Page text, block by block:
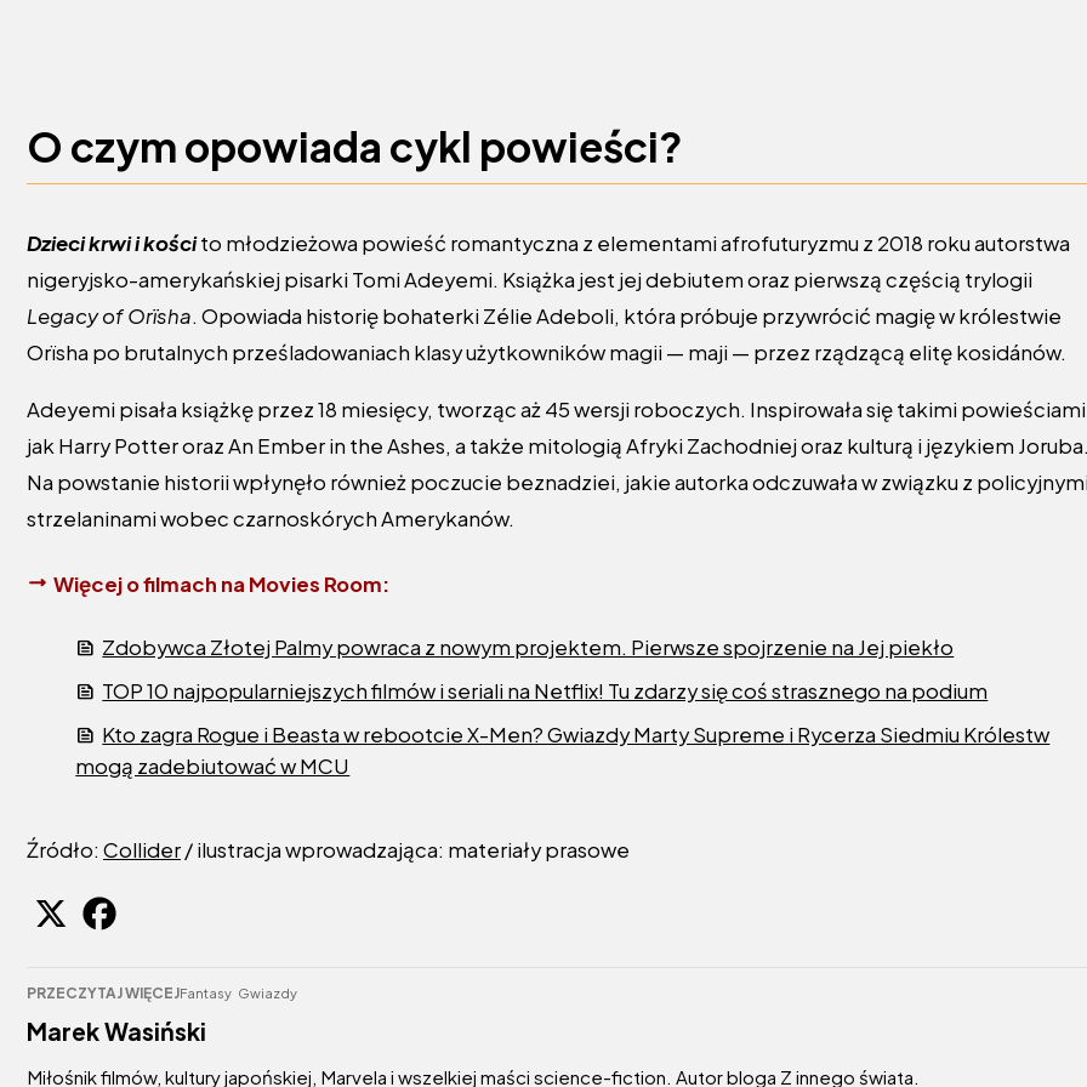
O czym opowiada cykl powieści?
Dzieci krwi i kościto młodzieżowa powieść romantyczna z elementami afrofuturyzmu z 2018 roku autorstwa
nigeryjsko-amerykańskiej pisarki Tomi Adeyemi. Książka jest jej debiutem oraz pierwszą częścią trylogii
Legacy of Orïsha. Opowiada historię bohaterki Zélie Adeboli, która próbuje przywrócić magię w królestwie
Orïsha po brutalnych prześladowaniach klasy użytkowników magii — maji — przez rządzącą elitę kosidánów.
Adeyemi pisała książkę przez 18 miesięcy, tworząc aż 45 wersji roboczych. Inspirowała się takimi powieściami
jak Harry Potter oraz An Ember in the Ashes, a także mitologią Afryki Zachodniej oraz kulturą i językiem
Na powstanie historii wpłynęło również poczucie beznadziei, jakie autorka odczuwała w związku z
strzelaninami wobec czarnoskórych Amerykanów.
Więcej o filmach na Movies Room:
Zdobywca Złotej Palmy powraca z nowym projektem. Pierwsze spojrzenie na Jej piekło
TOP 10 najpopularniejszych filmów i seriali na Netflix! Tu zdarzy się coś strasznego na podium
Kto zagra Rogue i Beasta w rebootcie X-Men? Gwiazdy Marty Supreme i Rycerza Siedmiu Królestw
mogą zadebiutować w MCU
Źródło: Collider/ ilustracja wprowadzająca: materiały prasowe
PRZECZYTAJ WIĘCEJFantasy Gwiazdy
Marek Wasiński
Miłośnik filmów, kultury japońskiej, Marvela i wszelkiej maści science-fiction. Autor bloga Z innego świata.